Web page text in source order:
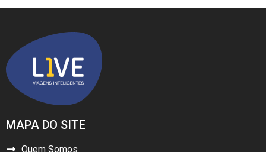
MAPA DO SITE
Quem Somos